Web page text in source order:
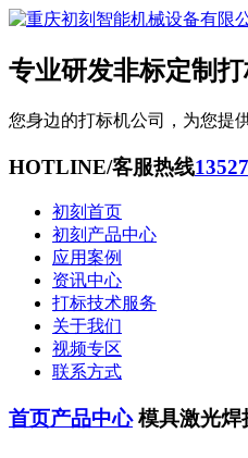
专业研发非标定制
您身边的打标机公司，为您提
HOTLINE/客服热线
初刻首页
初刻产品中心
应用案例
资讯中心
打标技术服务
关于我们
视频专区
联系方式
首页产品中心模具激光焊